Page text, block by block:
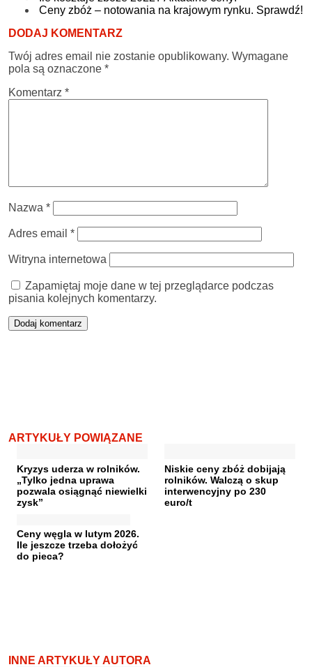
Ceny zbóż – notowania na krajowym rynku. Sprawdź!
DODAJ KOMENTARZ
Twój adres email nie zostanie opublikowany. Wymagane
pola są oznaczone *
Komentarz *
Nazwa *
Adres email *
Witryna internetowa
Zapamiętaj moje dane w tej przeglądarce podczas
pisania kolejnych komentarzy.
ARTYKUŁY POWIĄZANE
Kryzys uderza w rolników.
„Tylko jedna uprawa
pozwala osiągnąć niewielki
zysk”
Niskie ceny zbóż dobijają
rolników. Walczą o skup
interwencyjny po 230
euro/t
Ceny węgla w lutym 2026.
Ile jeszcze trzeba dołożyć
do pieca?
INNE ARTYKUŁY AUTORA